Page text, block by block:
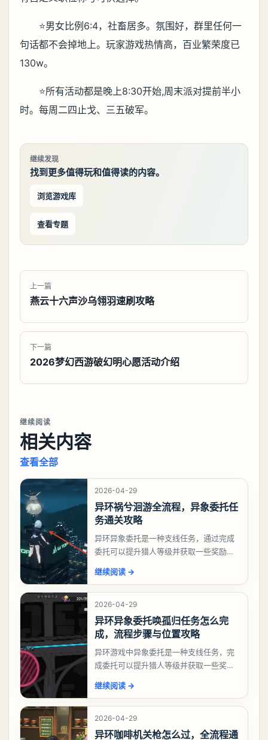
⭐男女比例6:4，社畜居多。氛围好，群里任何一
句话都不会掉地上。玩家游戏热情高，百业繁荣度已
130w。
⭐所有活动都是晚上8:30开始,周末派对提前半小
时。每周二四止戈、三五破军。
继续发现
找到更多值得玩和值得读的内容。
浏览游戏库
查看专题
上一篇
燕云十六声沙乌翎羽速刷攻略
下一篇
2026梦幻西游破幻明心愿活动介绍
继续阅读
相关内容
查看全部
2026-04-29
异环祸兮洄游全流程，异象委托任
务通关攻略
异环异象委托是一种支线任务，通过完成
委托可以提升猎人等级并获取一些奖励，
么做，下面就来告诉大家。异环异象委托
祸兮洄游任务攻略
继续阅读 →
2026-04-29
异环异象委托唤孤归任务怎么完
成，流程步骤与位置攻略
异环游戏中异象委托是一种支线任务，完
成委托可以提升猎人等级并获取一些奖
么做，今天游戏熊就来告诉大家。异环异
象委托唤孤归任务攻
继续阅读 →
2026-04-29
异环咖啡机关枪怎么过，全流程通